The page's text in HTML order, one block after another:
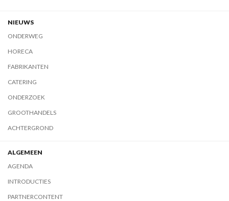
NIEUWS
ONDERWEG
HORECA
FABRIKANTEN
CATERING
ONDERZOEK
GROOTHANDELS
ACHTERGROND
ALGEMEEN
AGENDA
INTRODUCTIES
PARTNERCONTENT